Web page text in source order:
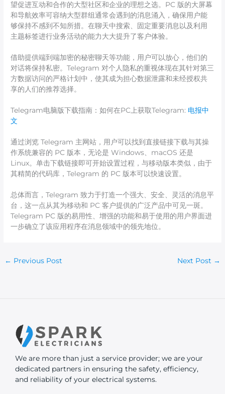
望促进互动和合作的大型社区和企业的理想之选。PC 版的大屏幕
和导航效率可容纳大型群组通常会遇到的消息涌入，确保用户能
够保持不感到不知所措。在聊天中搜索、固定重要消息以及利用
主题标签进行业务活动的能力大大提升了客户体验。
借助提供端到端加密的秘密聊天等功能，用户可以放心，他们的
对话将保持私密。Telegram 对个人隐私的重视体现在其针对第三
方数据访问的严格计划中，使其成为担心数据泄露和未经授权共
享的人们的推荐选择。
Telegram电脑版下载指南：如何在PC上获取Telegram: 电报中
文
通过浏览 Telegram 主网站，用户可以找到直接链接下载与其操
作系统兼容的 PC 版本，无论是 Windows、macOS 还是
Linux。单击下载链接即可开始设置过程，与移动版本类似，由于
其精简的代码库，Telegram 的 PC 版本可以快速设置。
总体而言，Telegram 致力于打造一个强大、安全、灵活的消息平
台，这一点从其为移动和 PC 客户提供的广泛产品中可见一斑。
Telegram PC 版的易用性、增强的功能和易于使用的用户界面进
一步确立了该应用程序在消息领域中的领先地位。
← Previous Post Next Post →
We are more than just a service provider; we are your
dedicated partners in ensuring the safety, efficiency,
and reliability of your electrical systems.